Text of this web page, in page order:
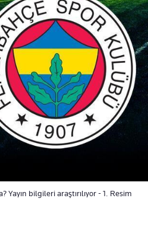
bilgileri araştırılıyor - 1. Resim